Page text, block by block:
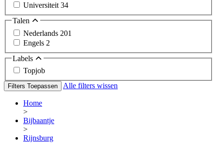
Universiteit 34
Talen
Nederlands 201
Engels 2
Labels
Topjob
Filters Toepassen Alle filters wissen
Home
>
Bijbaantje
>
Rijnsburg